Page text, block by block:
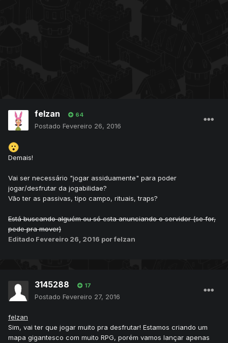
felzan 64
Postado Fevereiro 26, 2016
Demais!
Vai ser necessário "jogar assiduamente" para poder
jogar/desfrutar da jogabilidae?
Vão ter as passivas, tipo campo, rituais, traps?
Está buscando alguém ou só esta anunciando o servidor (se for,
pede pra mover)
Editado Fevereiro 26, 2016 por felzan
3145288 17
Postado Fevereiro 27, 2016
felzan
Sim, vai ter que jogar muito pra desfrutar! Estamos criando um
mapa gigantesco com muito RPG, porém vamos lançar apenas